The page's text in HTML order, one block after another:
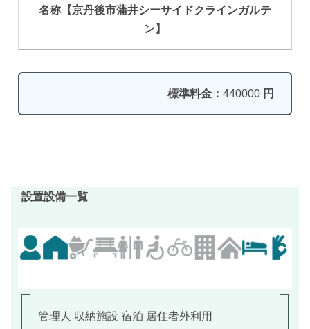
名称【京丹後市蒲井シーサイドクラインガルテ
ン】
標準料金： 440000 円
設置設備一覧
管理人 収納施設 宿泊 居住者外利用